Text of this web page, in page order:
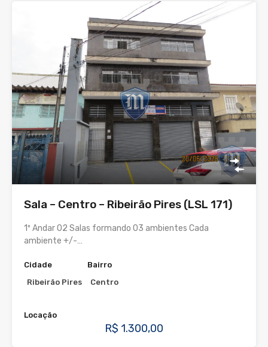
Sala – Centro – Ribeirão Pires (LSL 171)
1º Andar 02 Salas formando 03 ambientes Cada
ambiente +/-…
Cidade
Ribeirão Pires
Bairro
Centro
Locação
R$ 1.300,00